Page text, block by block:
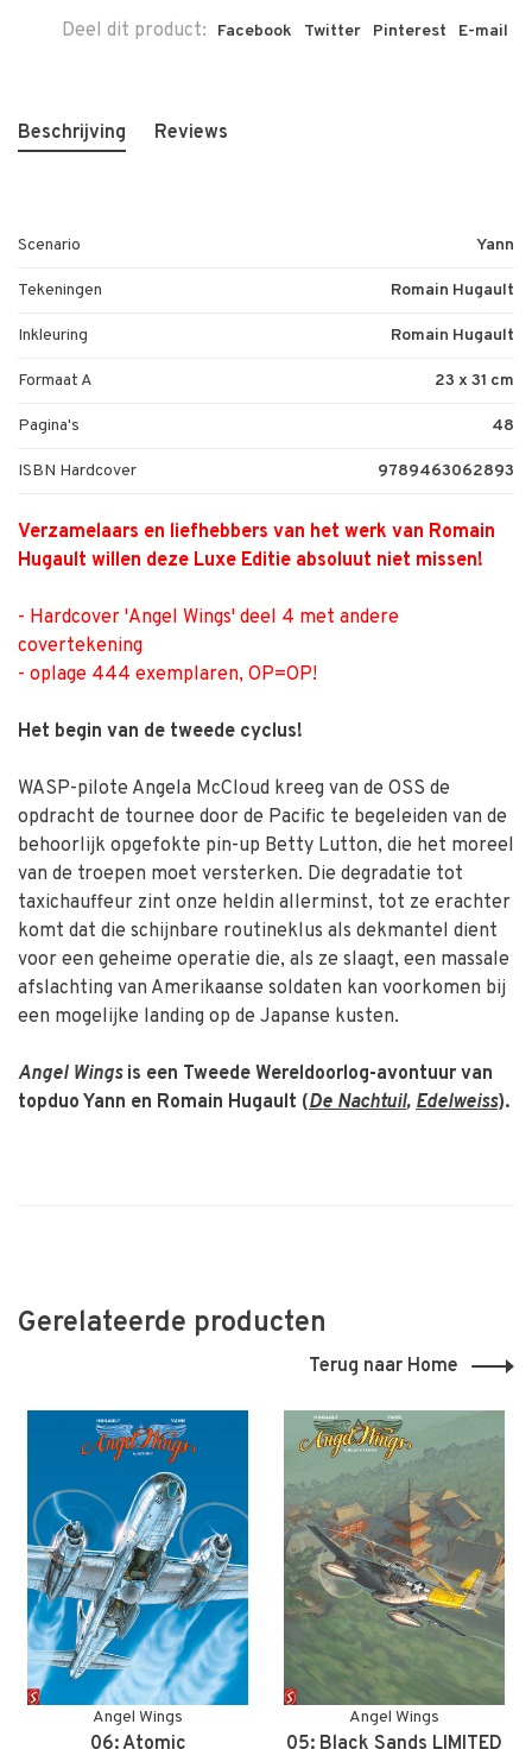
Deel dit product: Facebook Twitter Pinterest E-mail
Beschrijving Reviews
Scenario Yann
Tekeningen Romain Hugault
Inkleuring Romain Hugault
Formaat A 23 x 31 cm
Pagina's 48
ISBN Hardcover 9789463062893
Verzamelaars en liefhebbers van het werk van Romain
Hugault willen deze Luxe Editie ­absoluut niet missen!
- Hardcover 'Angel Wings' deel 4 met andere
covertekening
- oplage 444 exemplaren, OP=OP!
Het begin van de tweede cyclus!
WASP-pilote Angela McCloud kreeg van de OSS de
opdracht de tournee door de Pacific te begeleiden van de
behoorlijk opgefokte pin-up Betty Lutton, die het moreel
van de troepen moet versterken. Die degradatie tot
taxichauffeur zint onze heldin allerminst, tot ze erachter
komt dat die schijnbare routineklus als dekmantel dient
voor een geheime operatie die, als ze slaagt, een massale
afslachting van Amerikaanse soldaten kan voorkomen bij
een mogelijke landing op de Japanse kusten.
Angel Wingsis een Tweede Wereldoorlog-avontuur van
topduo Yann en Romain Hugault (De Nachtuil, Edelweiss).
Gerelateerde producten
Terug naar Home
Angel Wings Angel Wings